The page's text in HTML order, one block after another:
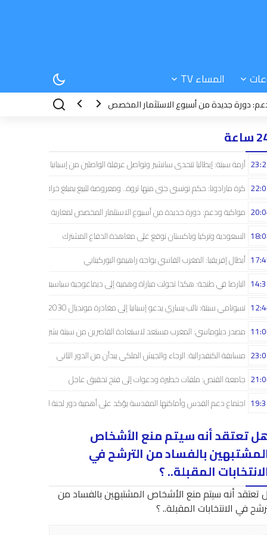
المساء TV
جديدة من أسبوع الاستثمار المخصص لمغاربة العالم 18:08
أزمة سبتة: إيطاليا تتحدى سانشيز وتواصل عرقلة الواصلين من إسبانيا
كرة مارادونا: حكم تونسي جنى منها ثروة.. ومعروضة للبيع بمبلغ خرافي
مواكبة ودعم: دورة جديدة من أسبوع الاستثمار المخصص لمغاربة العالم
السعودية وتركيا وباكستان توقع على معاهدة الدفاع المشترك
أبطال إفريقيا: المغرب الفاسي يواجه راهيمو البوركينابي
البارصا في طنجة: هكذا تحولت مباراة وهمية إلى ديماغوجية سياسية..!
تسونامي سبتة: نائب يساري يدعو إسبانيا إلى مغادرة مونديال 2030
مصدر دبلوماسي: المغرب مستعد لاستعادة القاصرين من سبتة بشراكة إسبانية
مسابقة الكنفدرالية: الرجاء والجيش الملكي يبدآن من الدور الثاني
جامعة القنص: ملفات خطيرة ودعوات إلى فتح تحقيق عاجل
اجتماع دعم القدس وأماكنها المقدسة يؤكد على أهمية دور لجنة القدس
تعتقد أنه سيتم منع الأشخاص
بالفساد من الترشح في
المقبلة.. ؟
تعتقد أنه سيتم منع الأشخاص المشتبهين بالفساد من
في الانتخابات المقبلة.. ؟